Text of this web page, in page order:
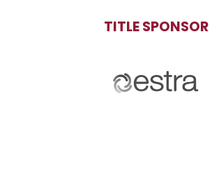
TITLE SPONSOR